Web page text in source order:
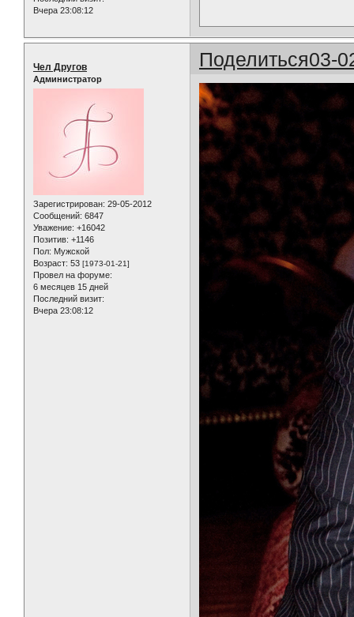
Вчера 23:08:12
Поделиться03-
Чел Другов
Администратор
Зарегистрирован: 29-05-2012
Сообщений: 6847
Уважение: +16042
Позитив: +1146
Пол: Мужской
Возраст: 53 [1973-01-21]
Провел на форуме:
6 месяцев 15 дней
Последний визит:
Вчера 23:08:12